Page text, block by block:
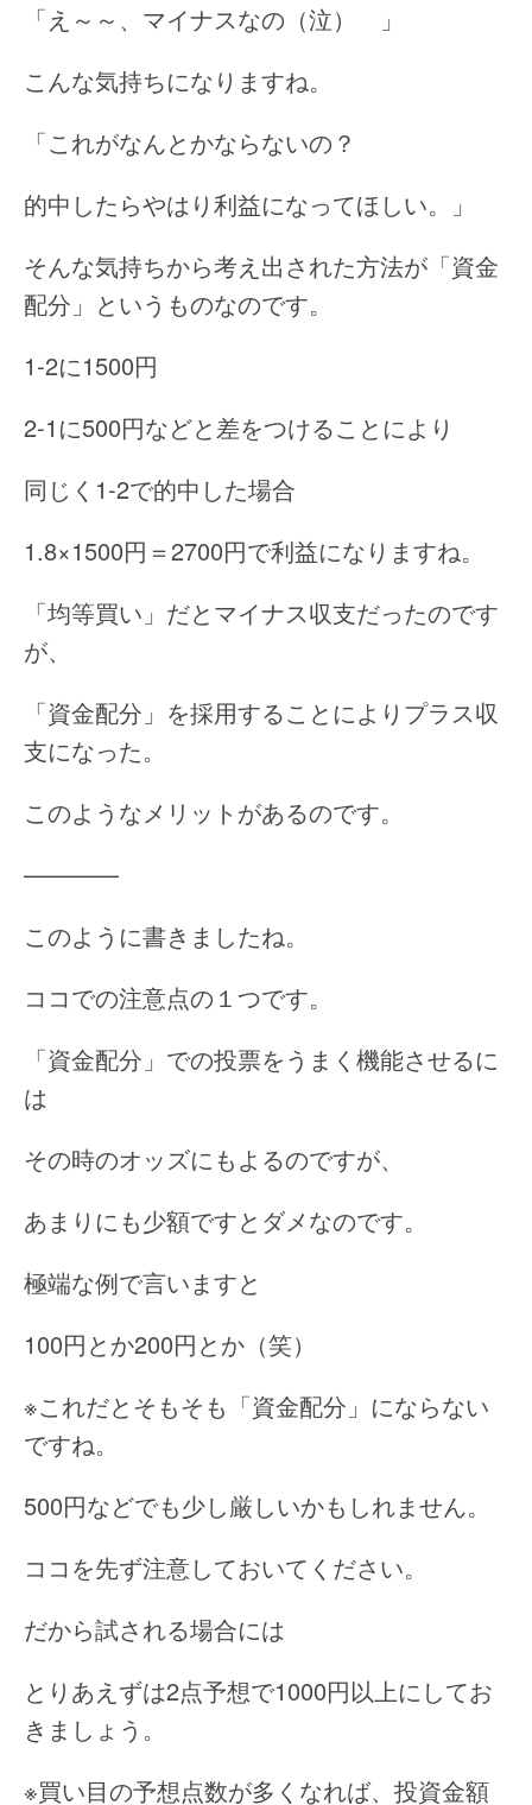
「え～～、マイナスなの（泣） 」
こんな気持ちになりますね。
「これがなんとかならないの？
的中したらやはり利益になってほしい。」
そんな気持ちから考え出された方法が「資金
配分」というものなのです。
1-2に1500円
2-1に500円などと差をつけることにより
同じく1-2で的中した場合
1.8×1500円＝2700円で利益になりますね。
「均等買い」だとマイナス収支だったのです
が、
「資金配分」を採用することによりプラス収
支になった。
このようなメリットがあるのです。
————
このように書きましたね。
ココでの注意点の１つです。
「資金配分」での投票をうまく機能させるに
は
その時のオッズにもよるのですが、
あまりにも少額ですとダメなのです。
極端な例で言いますと
100円とか200円とか（笑）
※これだとそもそも「資金配分」にならない
ですね。
500円などでも少し厳しいかもしれません。
ココを先ず注意しておいてください。
だから試される場合には
とりあえずは2点予想で1000円以上にしてお
きましょう。
※買い目の予想点数が多くなれば、投資金額